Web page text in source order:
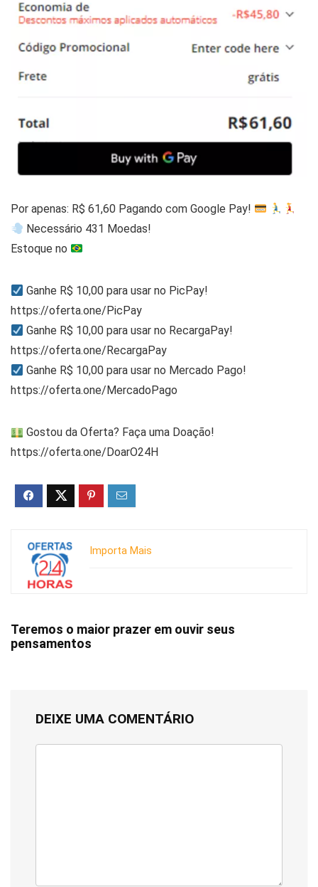
Por apenas: R$ 61,60 Pagando com Google Pay!
Necessário 431 Moedas!
Estoque no
Ganhe R$ 10,00 para usar no PicPay!
https://oferta.one/PicPay
Ganhe R$ 10,00 para usar no RecargaPay!
https://oferta.one/RecargaPay
Ganhe R$ 10,00 para usar no Mercado Pago!
https://oferta.one/MercadoPago
Gostou da Oferta? Faça uma Doação!
https://oferta.one/DoarO24H
Importa Mais
Teremos o maior prazer em ouvir seus
pensamentos
DEIXE UMA COMENTÁRIO